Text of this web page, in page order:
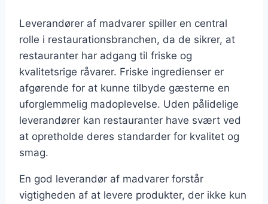
Leverandører af madvarer spiller en central
rolle i restaurationsbranchen, da de sikrer, at
restauranter har adgang til friske og
kvalitetsrige råvarer. Friske ingredienser er
afgørende for at kunne tilbyde gæsterne en
uforglemmelig madoplevelse. Uden pålidelige
leverandører kan restauranter have svært ved
at opretholde deres standarder for kvalitet og
smag.
En god leverandør af madvarer forstår
vigtigheden af at levere produkter, der ikke kun